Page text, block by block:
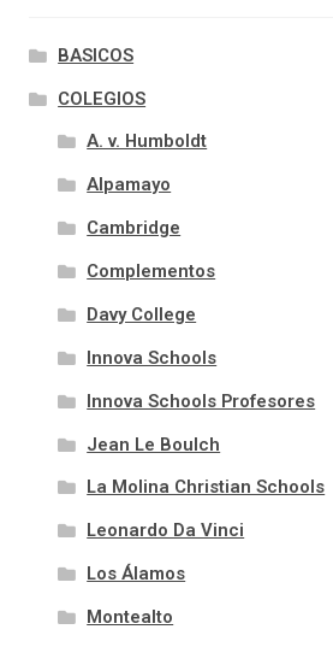
BASICOS
COLEGIOS
A. v. Humboldt
Alpamayo
Cambridge
Complementos
Davy College
Innova Schools
Innova Schools Profesores
Jean Le Boulch
La Molina Christian Schools
Leonardo Da Vinci
Los Álamos
Montealto